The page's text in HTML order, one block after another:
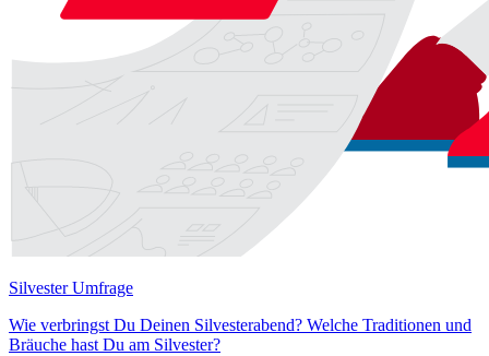
Silvester Umfrage
Wie verbringst Du Deinen Silvesterabend? Welche Traditionen und
Bräuche hast Du am Silvester?